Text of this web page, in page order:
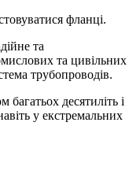
фланці.
та
та цивільних
трубопроводів.
десятиліть і
у екстремальних